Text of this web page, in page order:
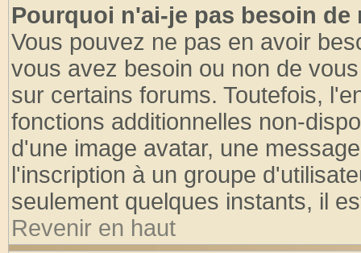
Pourquoi n'ai-je pas besoin de
Vous pouvez ne pas en avoir
vous avez besoin ou non de
sur certains forums. Toutefois,
fonctions additionnelles non-
d'une image avatar, une
l'inscription à un groupe
seulement quelques instants, il
Revenir en haut